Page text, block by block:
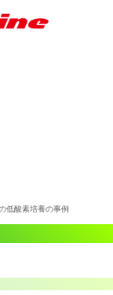
低酸素培養の事例